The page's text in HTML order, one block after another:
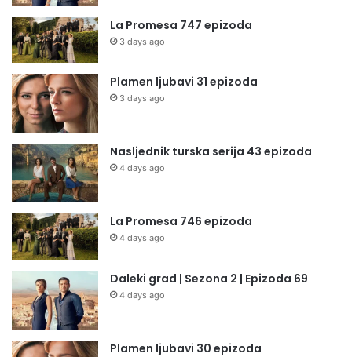
La Promesa 747 epizoda
3 days ago
Plamen ljubavi 31 epizoda
3 days ago
Nasljednik turska serija 43 epizoda
4 days ago
La Promesa 746 epizoda
4 days ago
Daleki grad | Sezona 2 | Epizoda 69
4 days ago
Plamen ljubavi 30 epizoda